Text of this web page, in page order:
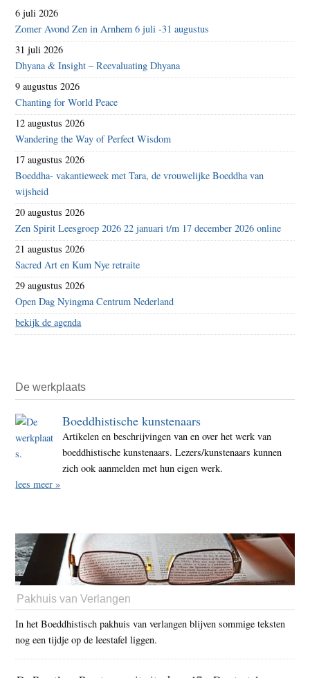
6 juli 2026
Zomer Avond Zen in Arnhem 6 juli -31 augustus
31 juli 2026
Dhyana & Insight – Reevaluating Dhyana
9 augustus 2026
Chanting for World Peace
12 augustus 2026
Wandering the Way of Perfect Wisdom
17 augustus 2026
Boeddha- vakantieweek met Tara, de vrouwelijke Boeddha van
wijsheid
20 augustus 2026
Zen Spirit Leesgroep 2026 22 januari t/m 17 december 2026 online
21 augustus 2026
Sacred Art en Kum Nye retraite
29 augustus 2026
Open Dag Nyingma Centrum Nederland
bekijk de agenda
De werkplaats
Boeddhistische kunstenaars
Artikelen en beschrijvingen van en over het werk van
boeddhistische kunstenaars. Lezers/kunstenaars kunnen
zich ook aanmelden met hun eigen werk.
lees meer »
Pakhuis van Verlangen
In het Boeddhistisch pakhuis van verlangen blijven sommige teksten
nog een tijdje op de leestafel liggen.